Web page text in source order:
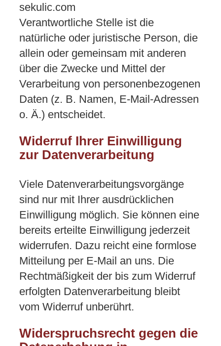
sekulic.com
Verantwortliche Stelle ist die
natürliche oder juristische Person, die
allein oder gemeinsam mit anderen
über die Zwecke und Mittel der
Verarbeitung von personenbezogenen
Daten (z. B. Namen, E-Mail-Adressen
o. Ä.) entscheidet.
Widerruf Ihrer Einwilligung
zur Datenverarbeitung
Viele Datenverarbeitungsvorgänge
sind nur mit Ihrer ausdrücklichen
Einwilligung möglich. Sie können eine
bereits erteilte Einwilligung jederzeit
widerrufen. Dazu reicht eine formlose
Mitteilung per E-Mail an uns. Die
Rechtmäßigkeit der bis zum Widerruf
erfolgten Datenverarbeitung bleibt
vom Widerruf unberührt.
Widerspruchsrecht gegen die